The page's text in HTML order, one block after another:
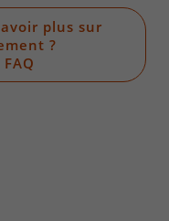
plus sur
?